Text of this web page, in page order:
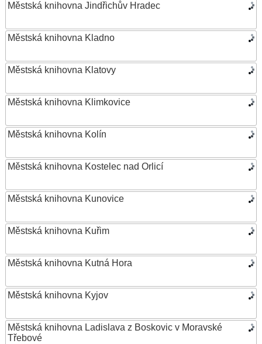
Městská knihovna Jindřichův Hradec
Městská knihovna Kladno
Městská knihovna Klatovy
Městská knihovna Klimkovice
Městská knihovna Kolín
Městská knihovna Kostelec nad Orlicí
Městská knihovna Kunovice
Městská knihovna Kuřim
Městská knihovna Kutná Hora
Městská knihovna Kyjov
Městská knihovna Ladislava z Boskovic v Moravské
Třebové